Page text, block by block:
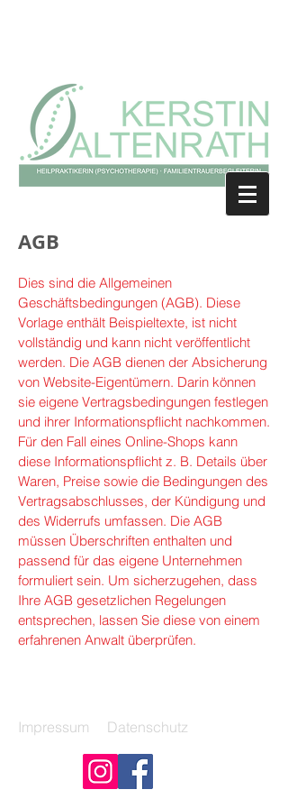
AGB
Dies sind die Allgemeinen
Geschäftsbedingungen (AGB). Diese
Vorlage enthält Beispieltexte, ist nicht
vollständig und kann nicht veröffentlicht
werden. Die AGB dienen der Absicherung
von Website-Eigentümern. Darin können
sie eigene Vertragsbedingungen festlegen
und ihrer Informationspflicht nachkommen.
Für den Fall eines Online-Shops kann
diese Informationspflicht z. B. Details über
Waren, Preise sowie die Bedingungen des
Vertragsabschlusses, der Kündigung und
des Widerrufs umfassen. Die AGB
müssen Überschriften enthalten und
passend für das eigene Unternehmen
formuliert sein. Um sicherzugehen, dass
Ihre AGB gesetzlichen Regelungen
entsprechen, lassen Sie diese von einem
erfahrenen Anwalt überprüfen.
Impressum Datenschutz